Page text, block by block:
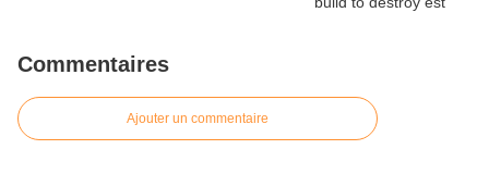
Commentaires
Ajouter un commentaire